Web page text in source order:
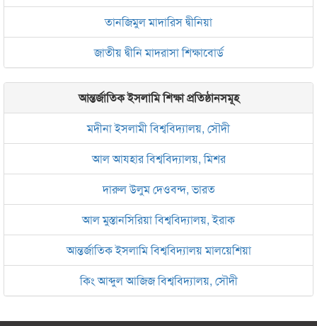
তানজিমুল মাদারিস দ্বীনিয়া
জাতীয় দ্বীনি মাদরাসা শিক্ষাবোর্ড
আন্তর্জাতিক ইসলামি শিক্ষা প্রতিষ্ঠানসমূহ
মদীনা ইসলামী বিশ্ববিদ্যালয়, সৌদী
আল আযহার বিশ্ববিদ্যালয়, মিশর
দারুল উলুম দেওবন্দ, ভারত
আল মুস্তানসিরিয়া বিশ্ববিদ্যালয়, ইরাক
আন্তর্জাতিক ইসলামি বিশ্ববিদ্যালয় মালয়েশিয়া
কিং আব্দুল আজিজ বিশ্ববিদ্যালয়, সৌদী